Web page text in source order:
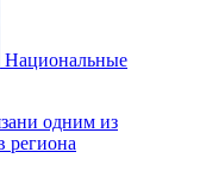
Национальные
одним из
региона